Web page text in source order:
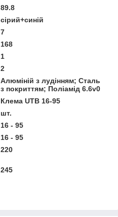
89.8
сірий+синій
7
168
1
2
Алюміній з лудінням; Сталь
з покриттям; Поліамід 6.6v0
Клема UTB 16-95
шт.
16 - 95
16 - 95
220
245